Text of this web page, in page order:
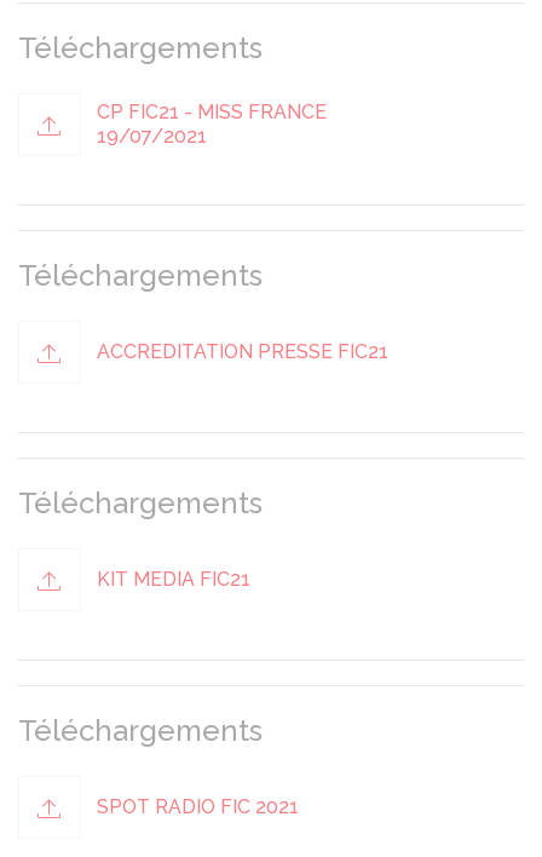
Téléchargements
CP FIC21 - MISS FRANCE
19/07/2021
Téléchargements
ACCREDITATION PRESSE FIC21
Téléchargements
KIT MEDIA FIC21
Téléchargements
SPOT RADIO FIC 2021